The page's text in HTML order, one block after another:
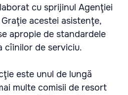
cu sprijinul Agenţiei
acestei asistenţe,
apropie de standardele
cîinilor de serviciu.
este unul de lungă
multe comisii de resort